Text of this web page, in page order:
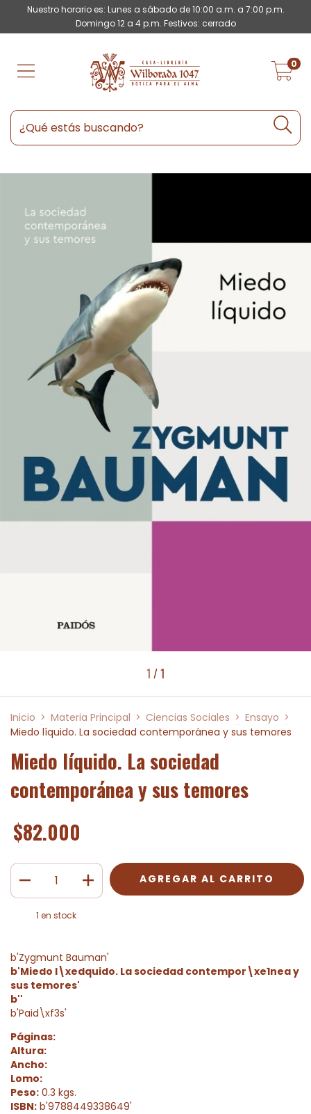
Nuestro horario es: Lunes a sábado de 10:00 a.m. a 7:00 p.m.
Domingo 12 a 4 p.m. Festivos: cerrado
0
1 /1
Inicio > Materia Principal > Ciencias Sociales > Ensayo >
Miedo líquido. La sociedad contemporánea y sus temores
Miedo líquido. La sociedad
contemporánea y sus temores
$82.000
1 en stock
b'Zygmunt Bauman'
b'Miedo l\xedquido. La sociedad contempor\xe1nea y
sus temores'
b''
b'Paid\xf3s'
Páginas:
Altura:
Ancho:
Lomo:
Peso: 0.3 kgs.
ISBN: b'9788449338649'